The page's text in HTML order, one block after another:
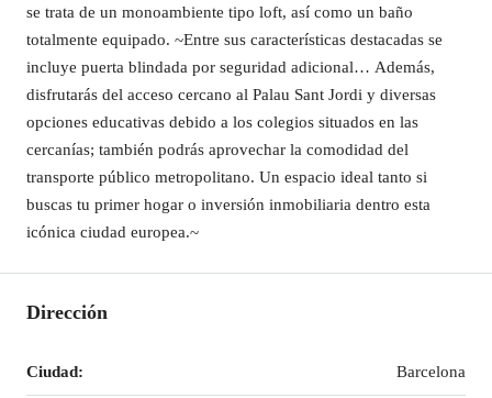
se trata de un monoambiente tipo loft, así como un baño
totalmente equipado. ~Entre sus características destacadas se
incluye puerta blindada por seguridad adicional… Además,
disfrutarás del acceso cercano al Palau Sant Jordi y diversas
opciones educativas debido a los colegios situados en las
cercanías; también podrás aprovechar la comodidad del
transporte público metropolitano. Un espacio ideal tanto si
buscas tu primer hogar o inversión inmobiliaria dentro esta
icónica ciudad europea.~
Dirección
Ciudad: Barcelona